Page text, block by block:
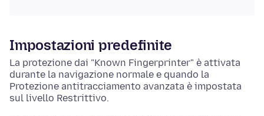
Impostazioni predefinite
La protezione dai "Known Fingerprinter" è attivata
durante la navigazione normale e quando la
Protezione antitracciamento avanzata è impostata
sul livello Restrittivo.